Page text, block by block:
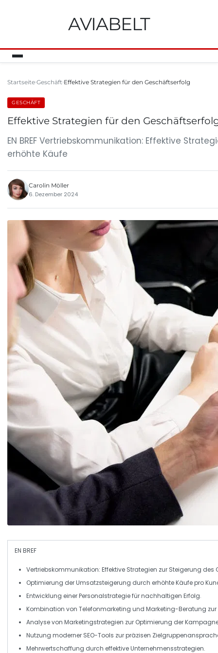
AVIABELT
Startseite Geschäft Effektive Strategien für den Geschäftserfolg
GESCHÄFT
Effektive Strategien für den
EN BREF Vertriebskommunikation: Effektive
erhöhte Käufe
Carolin Möller
6. Dezember 2024
EN BREF
Vertriebskommunikation: Effektive Strategien zur Steigerung des
Optimierung derUmsatzsteigerung durch erhöhteKäufe pro
Entwicklung einerPersonalstrategiefür nachhaltigen Erfolg.
Kombination von Telefonmarketing und Marketing-Beratung
Analyse von Marketingstrategien zur Optimierung der
Nutzung moderner SEO-Tools zur präzisen
Mehrwertschaffung durch effektiveUnternehmensstrategien.